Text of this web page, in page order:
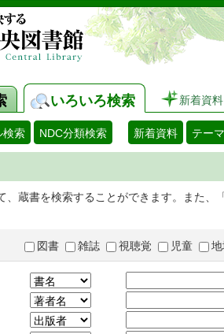
いろいろ検索 新着資料
検索 NDC分類検索 新着資料 テー
、蔵書を検索することができます。また
図書 雑誌 視聴覚 児童